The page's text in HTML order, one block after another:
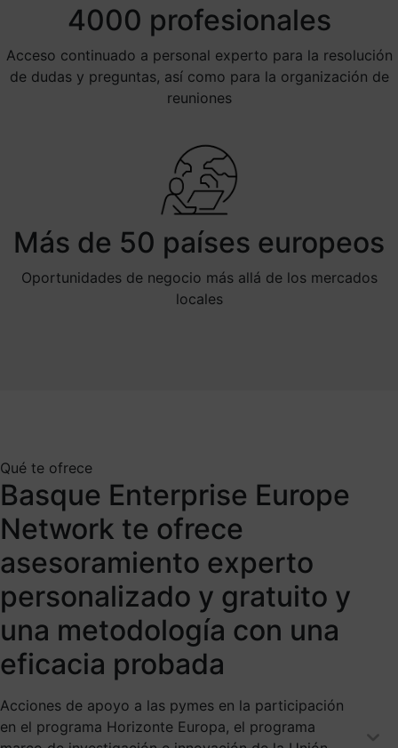
4000 profesionales
Acceso continuado a personal experto para la resolución
de dudas y preguntas, así como para la organización de
reuniones
Más de 50 países europeos
Oportunidades de negocio más allá de los mercados
locales
Qué te ofrece
Basque Enterprise Europe
Network te ofrece
asesoramiento experto
personalizado y gratuito y
una metodología con una
eficacia probada
Acciones de apoyo a las pymes en la participación
en el programa Horizonte Europa, el programa